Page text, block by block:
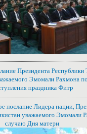
Президента
Эмомали Рахмона
праздника Фитр
послание Лидера нации,
уважаемого Эмомали
случаю Дня матери